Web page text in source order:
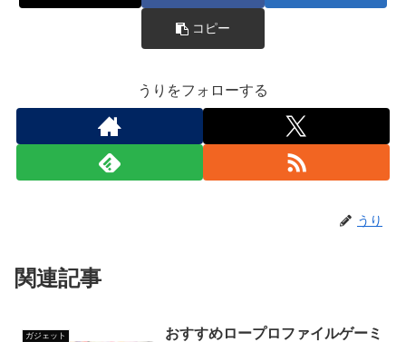
コピー
うりをフォローする
うり
関連記事
ガジェット
おすすめロープロファイルゲーミ